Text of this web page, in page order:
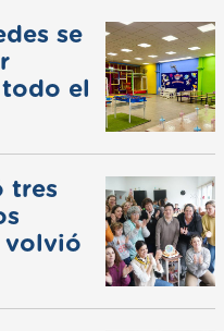
se
el
tres
volvió